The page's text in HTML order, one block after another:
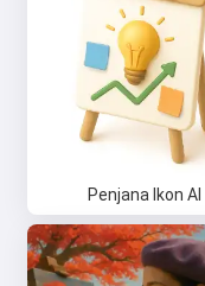
Penjana Ikon AI